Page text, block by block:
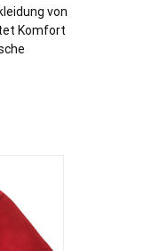
von
Komfort